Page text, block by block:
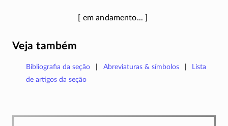
Veja também
Bibliografia da seção Abreviaturas & símbolos
Lista
de artigos da seção